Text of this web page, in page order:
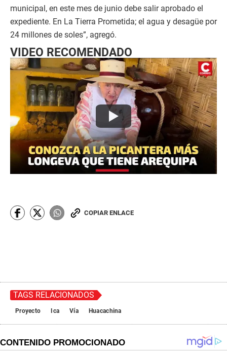
municipal, en este mes de junio debe salir aprobado el
expediente. En La Tierra Prometida; el agua y desagüe por
24 millones de soles”, agregó.
VIDEO RECOMENDADO
COPIAR ENLACE
TAGS RELACIONADOS
Proyecto Ica Vía Huacachina